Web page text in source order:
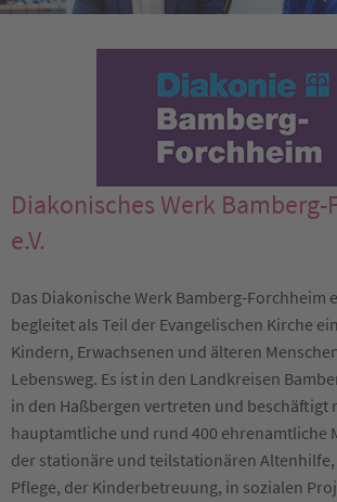
Diakonisches Werk
e.V.
Das Diakonische Werk Bamberg-Forchheim
begleitet als Teil der Evangelischen Kirche
Kindern, Erwachsenen und älteren
Lebensweg. Es ist in den Landkreisen
in den Haßbergen vertreten und beschäftigt
hauptamtliche und rund 400 ehrenamtliche
der stationäre und teilstationären
Pflege, der Kinderbetreuung, in sozialen